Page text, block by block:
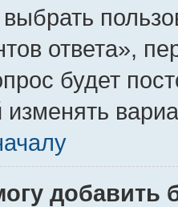
выбрать
ответа»,
будет
изменять
добавить